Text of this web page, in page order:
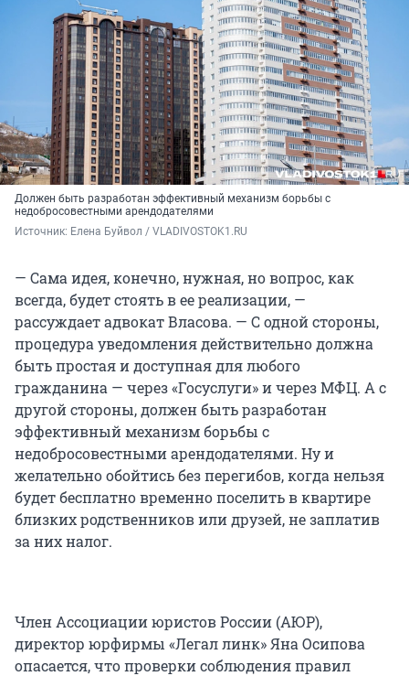
Должен быть разработан эффективный механизм борьбы с
недобросовестными арендодателями
Источник: Елена Буйвол / VLADIVOSTOK1.RU
— Сама идея, конечно, нужная, но вопрос, как
всегда, будет стоять в ее реализации, —
рассуждает адвокат Власова. — С одной стороны,
процедура уведомления действительно должна
быть простая и доступная для любого
гражданина — через «Госуслуги» и через МФЦ. А с
другой стороны, должен быть разработан
эффективный механизм борьбы с
недобросовестными арендодателями. Ну и
желательно обойтись без перегибов, когда нельзя
будет бесплатно временно поселить в квартире
близких родственников или друзей, не заплатив
за них налог.
Член Ассоциации юристов России (АЮР),
директор юрфирмы «Легал линк» Яна Осипова
опасается, что проверки соблюдения правил